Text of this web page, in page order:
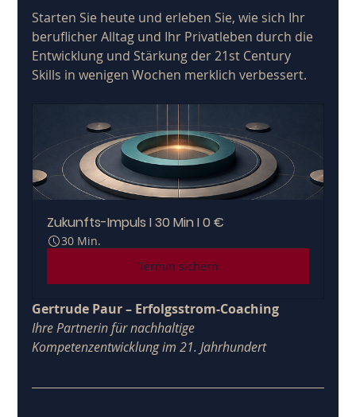
Starten Sie heute und erleben Sie, wie sich Ihr
beruflicher Alltag und Ihr Privatleben durch die
Entwicklung und Stärkung der 21st Century
Skills in wenigen Wochen merklich verbessert.
Zukunfts-Impuls I 30 Min I 0 €
30 Min.
Termin sichern
Gertrude Paur – Erfolgsstrom-Coaching
Ihre Partnerin für nachhaltige
Kompetenzentwicklung im 21. Jahrhundert